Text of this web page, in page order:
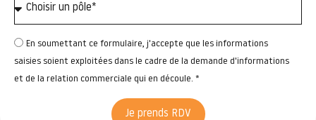
En soumettant ce formulaire, j'accepte que les informations
saisies soient exploitées dans le cadre de la demande d'informations
et de la relation commerciale qui en découle. *
Je prends RDV